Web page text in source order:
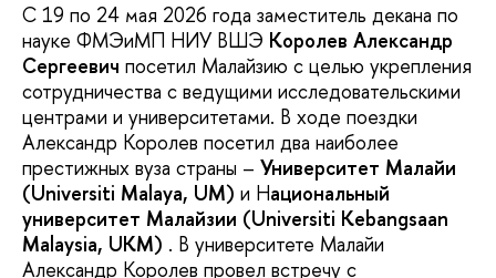
С 19 по 24 мая 2026 года заместитель декана по
науке ФМЭиМП НИУ ВШЭ Королев Александр
Сергеевич посетил Малайзию с целью укрепления
сотрудничества с ведущими исследовательскими
центрами и университетами. В ходе поездки
Александр Королев посетил два наиболее
престижных вуза страны – Университет Малайи
(Universiti Malaya, UM) и Национальный
университет Малайзии (Universiti Kebangsaan
Malaysia, UKM) . В университете Малайи
Александр Королев провел встречу с